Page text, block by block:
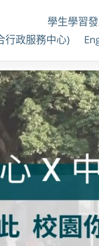
學生學
行政服務中心)